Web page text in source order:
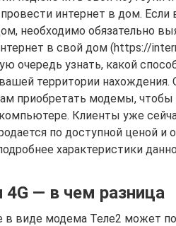
интернет в дом. Если
необходимо обязательно
в свой дом (https://
очередь узнать, какой
территории нахождения.
приобретать модемы,
Клиенты уже
по доступной ценой и
характеристики
4G — в чем разница
в виде модема Теле2 может